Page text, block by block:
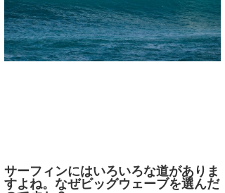
サーフィンにはいろいろな道がありま
すよね。なぜビッグウェーブを選んだ